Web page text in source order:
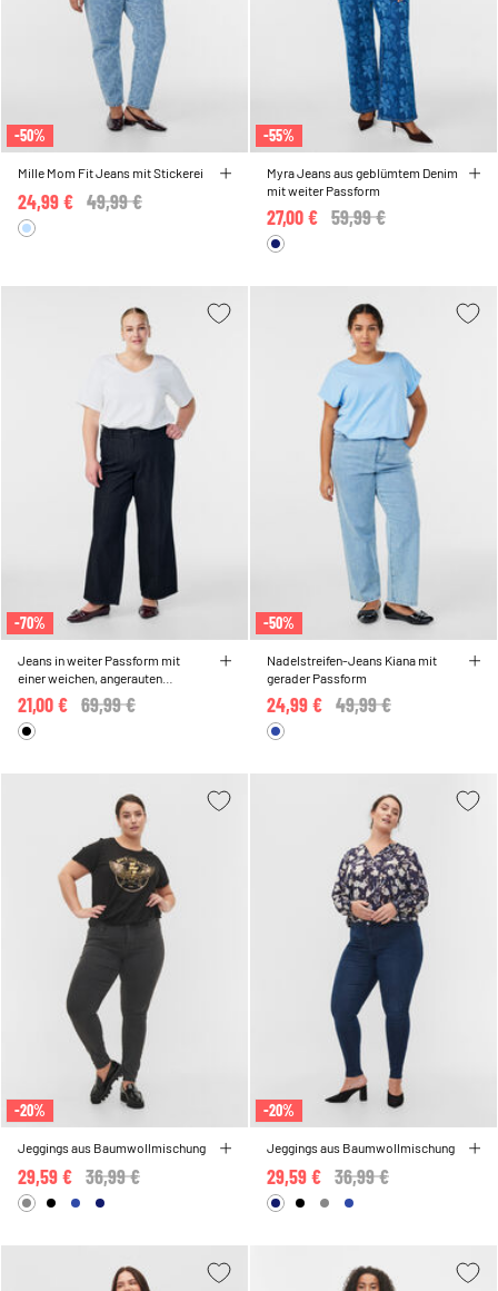
-50%
Mille Mom Fit Jeans mit Stickerei
Price reduced from
49,99 €
24,99 €
-55%
Myra Jeans aus geblümtem Denim
mit weiter Passform
Price reduced from
59,99 €
27,00 €
-70%
Jeans in weiter Passform mit
einer weichen, angerauten
Innenseite
Price reduced from
69,99 €
21,00 €
-50%
Nadelstreifen-Jeans Kiana mit
gerader Passform
Price reduced from
49,99 €
24,99 €
-20%
Jeggings aus Baumwollmischung
Price reduced from
36,99 €
29,59 €
-20%
Jeggings aus Baumwollmischung
Price reduced from
36,99 €
29,59 €